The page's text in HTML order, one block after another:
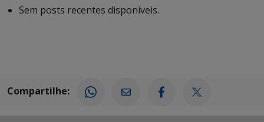
Sem posts recentes disponíveis.
Compartilhe: